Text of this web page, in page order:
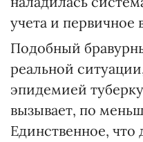
учета и первичное
Подобный
реальной
эпидемией
вызывает, по
Единственное, что